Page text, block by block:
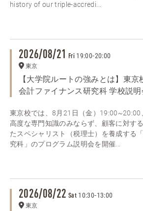
history of our triple-accredi...
2026/08/21 Fri 19:00-20:00
東京
【大学院ルートの強みとは】東京
会計ファイナンス研究科 学校説明
東京校では、8月21日（金）19:00~20:00
高度な専門知識のみならず、顧客に対す
たスペシャリスト（税理士）を養成する
究科」のプログラム説明会を開催...
2026/08/22 Sat 10:30-13:00
東京